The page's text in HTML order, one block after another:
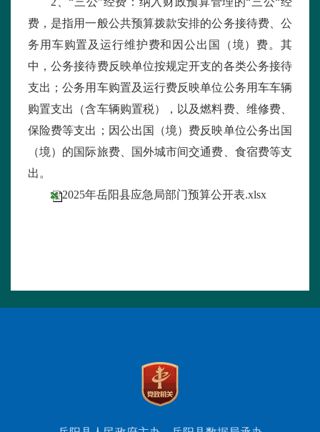
费，是指用一般公共预算拨款安排的公务接待费、公
务用车购置及运行维护费和因公出国（境）费。其
中，公务接待费反映单位按规定开支的各类公务接待
支出；公务用车购置及运行费反映单位公务用车车辆
购置支出（含车辆购置税），以及燃料费、维修费、
保险费等支出；因公出国（境）费反映单位公务出国
（境）的国际旅费、国外城市间交通费、食宿费等支
出。
2025年岳阳县应急局部门预算公开表.xlsx